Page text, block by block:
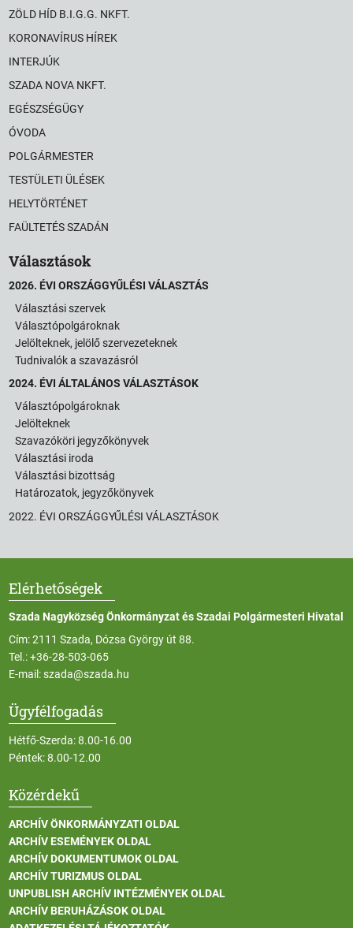
ZÖLD HÍD B.I.G.G. NKFT.
KORONAVÍRUS HÍREK
INTERJÚK
SZADA NOVA NKFT.
EGÉSZSÉGÜGY
ÓVODA
POLGÁRMESTER
TESTÜLETI ÜLÉSEK
HELYTÖRTÉNET
FAÜLTETÉS SZADÁN
Választások
2026. ÉVI ORSZÁGGYŰLÉSI VÁLASZTÁS
Választási szervek
Választópolgároknak
Jelölteknek, jelölő szervezeteknek
Tudnivalók a szavazásról
2024. ÉVI ÁLTALÁNOS VÁLASZTÁSOK
Választópolgároknak
Jelölteknek
Szavazóköri jegyzőkönyvek
Választási iroda
Választási bizottság
Határozatok, jegyzőkönyvek
2022. ÉVI ORSZÁGGYŰLÉSI VÁLASZTÁSOK
Elérhetőségek
Szada Nagyközség Önkormányzat és Szadai Polgármesteri Hivatal
Cím: 2111 Szada, Dózsa György út 88.
Tel.:+36-28-503-065
E-mail:szada@szada.hu
Ügyfélfogadás
Hétfő-Szerda: 8.00-16.00
Péntek: 8.00-12.00
Közérdekű
ARCHÍV ÖNKORMÁNYZATI OLDAL
ARCHÍV ESEMÉNYEK OLDAL
ARCHÍV DOKUMENTUMOK OLDAL
ARCHÍV TURIZMUS OLDAL
UNPUBLISH ARCHÍV INTÉZMÉNYEK OLDAL
ARCHÍV BERUHÁZÁSOK OLDAL